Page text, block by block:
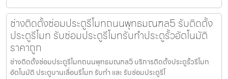
ช่างติดตั้งซ่อมประตูรีโมทถนนพุทธมณฑล5 รับติดตั้ง
ประตูรีโมท รับซ่อมประตูรีโมทรับทำประตูรั้วอัตโนมัติ
ราคาถูก
ช่างติดตั้งซ่อมประตูรีโมทถนนพุทธมณฑล5 บริการติดตั้งประตูรั้วรีโมท
อัตโนมัติ ประตูบานเลื่อนรีโมท รับทำ และ รับซ่อมประตูรีโ